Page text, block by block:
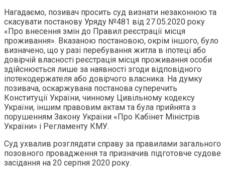
Нагадаємо, позивач просить суд визнати незаконною та
скасувати постанову Уряду №481 від 27.05.2020 року
«Про внесення змін до Правил реєстрації місця
проживання». Вказаною постановою, окрім іншого, було
визначено, що у разі перебування житла в іпотеці або
довірчій власності реєстрація місця проживання особи
здійснюється лише за наявності згоди відповідного
іпотекодержателя або довірчого власника. На думку
позивача, оскаржувана постанова суперечить
Конституції України, чинному Цивільному кодексу
України, іншим правовим актам та була прийнята з
порушенням Закону України «Про Кабінет Міністрів
України» і Регламенту КМУ.
Суд ухвалив розглядати справу за правилами загального
позовного провадження та призначив підготовче судове
засідання на 20 серпня 2020 року.